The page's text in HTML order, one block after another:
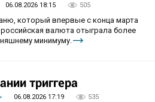
06.08.2026 18:15 505
который впервые с конца марта
валюта отыграла более
минимуму.
триггера
06.08.2026 17:19 535